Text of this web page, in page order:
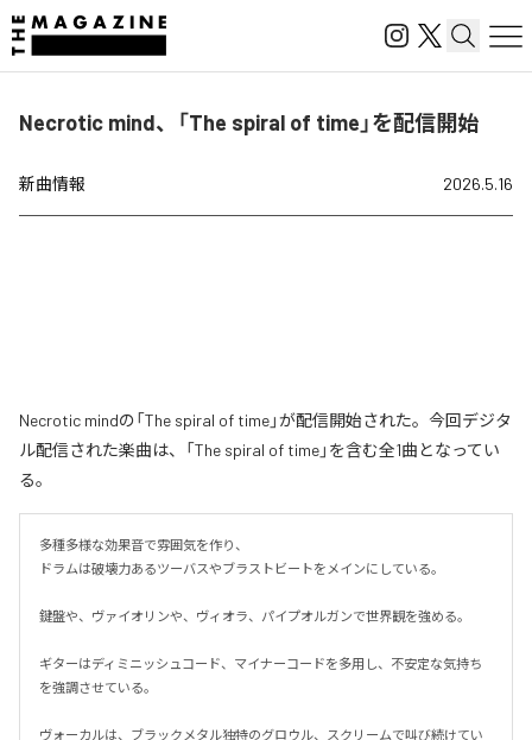
Necrotic mind、「The spiral of time」を配信開始
新曲情報 2026.5.16
Necrotic mindの「The spiral of time」が配信開始された。今回デジタ
ル配信された楽曲は、「The spiral of time」を含む全1曲となってい
る。
多種多様な効果音で雰囲気を作り、
ドラムは破壊力あるツーバスやブラストビートをメインにしている。
鍵盤や、ヴァイオリンや、ヴィオラ、パイプオルガンで世界観を強める。
ギターはディミニッシュコード、マイナーコードを多用し、不安定な気持ち
を強調させている。
ヴォーカルは、ブラックメタル独特のグロウル、スクリームで叫び続けてい